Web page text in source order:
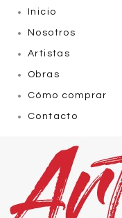
Inicio
Nosotros
Artistas
Obras
Cómo comprar
Contacto